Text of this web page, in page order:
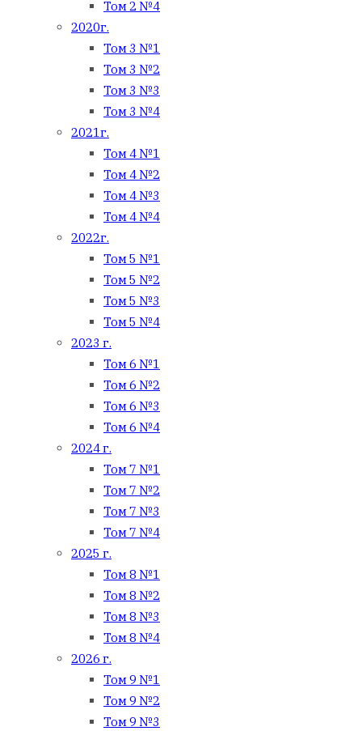
Том 2 №4
2020г.
Том 3 №1
Том 3 №2
Том 3 №3
Том 3 №4
2021г.
Том 4 №1
Том 4 №2
Том 4 №3
Том 4 №4
2022г.
Том 5 №1
Том 5 №2
Том 5 №3
Том 5 №4
2023 г.
Том 6 №1
Том 6 №2
Том 6 №3
Том 6 №4
2024 г.
Том 7 №1
Том 7 №2
Том 7 №3
Том 7 №4
2025 г.
Том 8 №1
Том 8 №2
Том 8 №3
Том 8 №4
2026 г.
Том 9 №1
Том 9 №2
Том 9 №3